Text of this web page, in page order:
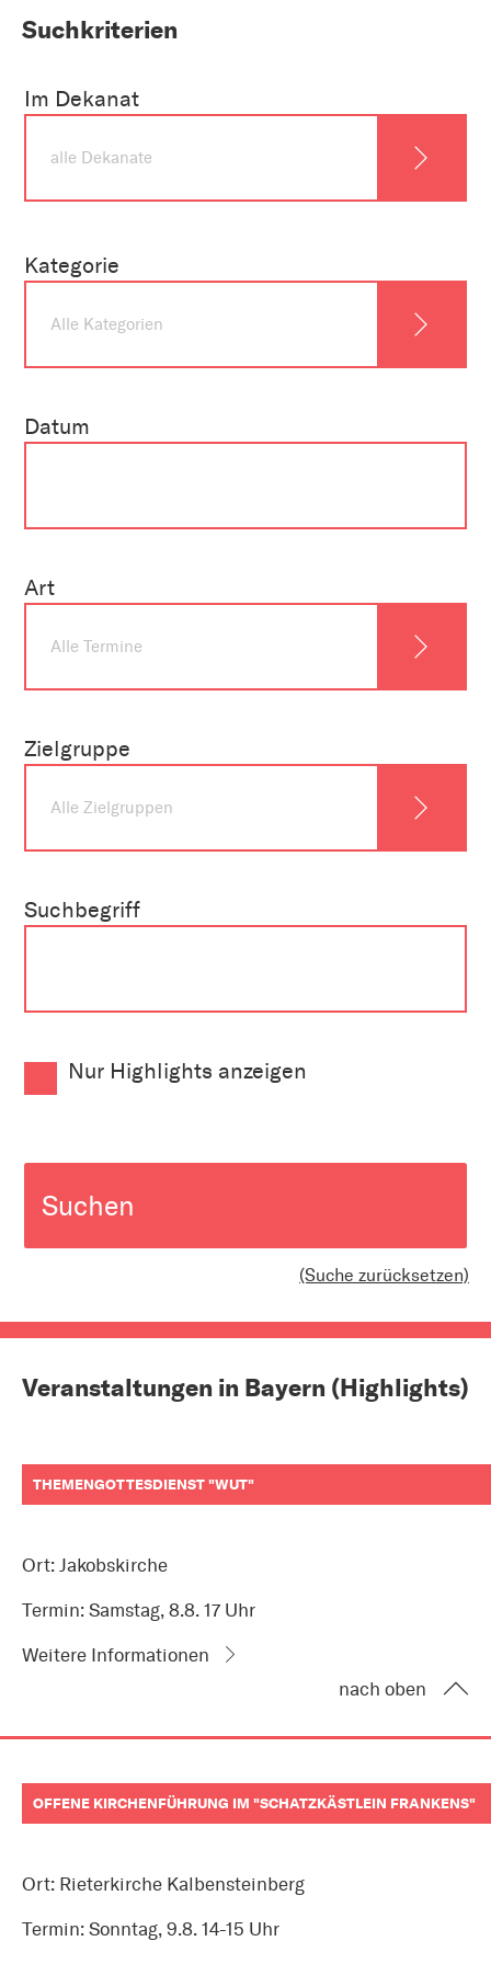
Suchkriterien
Im Dekanat
Kategorie
Datum
Art
Zielgruppe
Suchbegriff
Nur Highlights anzeigen
Suchen
(Suche zurücksetzen)
Veranstaltungen in Bayern (Highlights)
THEMENGOTTESDIENST "WUT"
Ort: Jakobskirche
Termin: Samstag, 8.8. 17 Uhr
Weitere Informationen
nach oben
OFFENE KIRCHENFÜHRUNG IM "SCHATZKÄSTLEIN FRANKENS"
Ort: Rieterkirche Kalbensteinberg
Termin: Sonntag, 9.8. 14-15 Uhr